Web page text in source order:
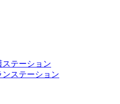
ステーション
ステーション